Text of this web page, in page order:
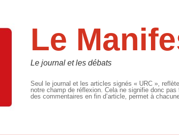
Le
Le journal et les débats
Seul le journal et les articles signés « URC »,
notre champ de réflexion. Cela ne signifie donc
des commentaires en fin d’article, permet à